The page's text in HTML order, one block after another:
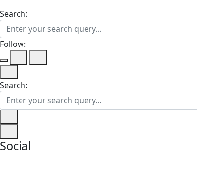
Search:
Follow:
Search:
Social